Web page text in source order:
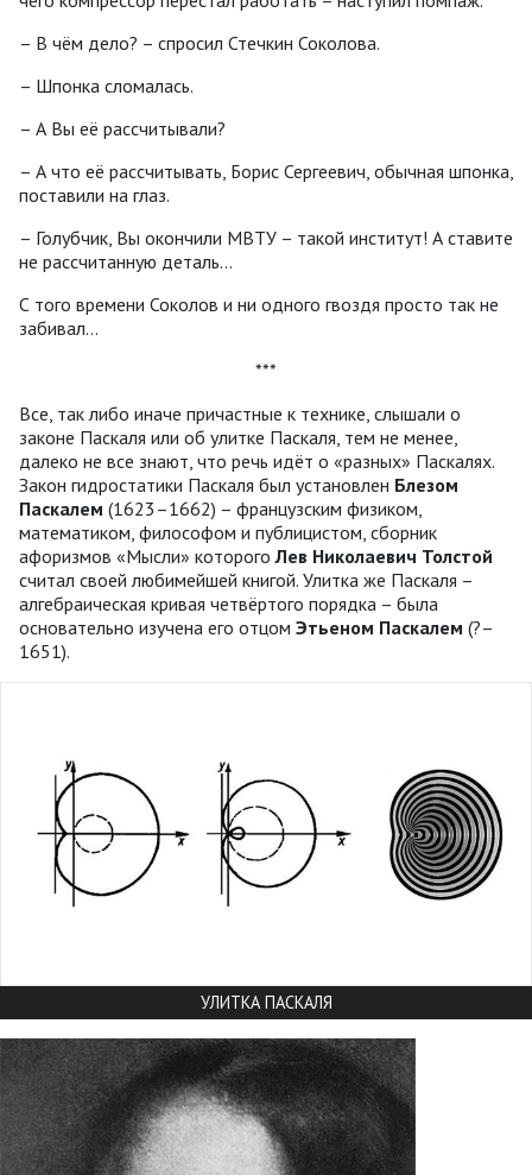
– В чём дело? – спросил Стечкин Соколова.
– Шпонка сломалась.
– А Вы её рассчитывали?
– А что её рассчитывать, Борис Сергеевич, обычная шпонка,
поставили на глаз.
– Голубчик, Вы окончили МВТУ – такой институт! А ставите
не рассчитанную деталь...
С того времени Соколов и ни одного гвоздя просто так не
забивал...
***
Все, так либо иначе причастные к технике, слышали о
законе Паскаля или об улитке Паскаля, тем не менее,
далеко не все знают, что речь идёт о «разных» Паскалях.
Закон гидростатики Паскаля был установлен Блезом
Паскалем (1623–1662) – французским физиком,
математиком, философом и публицистом, сборник
афоризмов «Мысли» которогоЛев Николаевич Толстой
считал своей любимейшей книгой. Улитка же Паскаля –
алгебраическая кривая четвёртого порядка – была
основательно изучена его отцом Этьеном Паскалем (?–
1651).
УЛИТКА ПАСКАЛЯ